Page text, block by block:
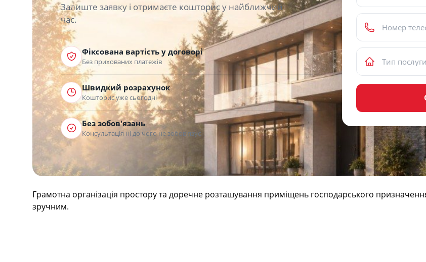
Залиште заявку і отримаєте кошторис у найближчий
час.
Фіксована вартість у договорі
Без прихованих платежів
Швидкий розрахунок
Кошторис уже сьогодні
Без зобов'язань
Консультація ні до чого не зобов'язує
Грамотна організація простору та доречне розташування приміщень господарського
зручним.